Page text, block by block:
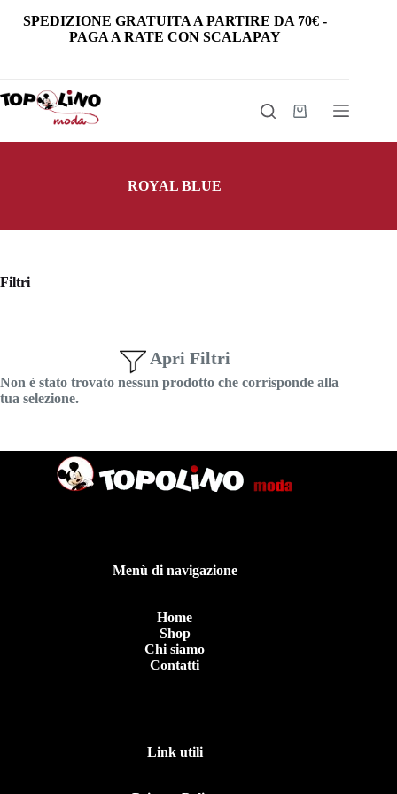
SPEDIZIONE GRATUITA A PARTIRE DA 70€ -
PAGA A RATE CON SCALAPAY
Carrello
ROYAL BLUE
Apri Filtri
Non è stato trovato nessun prodotto che corrisponde alla
tua selezione.
Filtri
Menù di navigazione
Home
Shop
Chi siamo
Contatti
Link utili